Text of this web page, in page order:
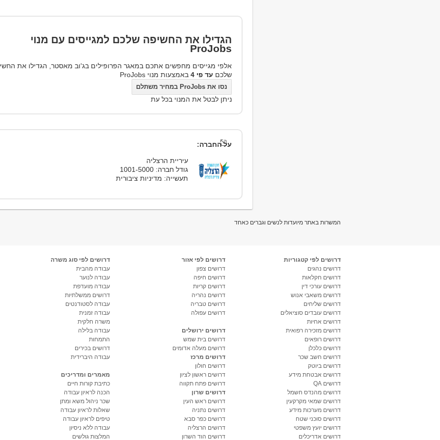
הגדילו את החשיפה שלכם למגייסים עם מנוי
ProJobs
אלפי מגייסים מחפשים אתכם במאגר הפרופילים בג'וב מאסטר, הגדילו את
שלכם עד פי 4 באמצעות מנוי ProJobs
נסו את ProJobs במחיר משתלם
ניתן לבטל את המנוי בכל עת
על החברה:
עיריית הרצליה
גודל חברה: 1001-5000
תעשייה: מדיניות ציבורית
המשרות באתר מיועדות לנשים וגברים כאחד
דרושים לפי קטגוריות
דרושים נהגים
דרושים חקלאות
דרושים עורכי דין
דרושים משאבי אנוש
דרושים שליחים
דרושים עובדים סוציאלים
דרושים אחיות
דרושים מזכירה רפואית
דרושים רופאים
דרושים כלכלן
דרושים חשב שכר
דרושים ביוטק
דרושים אבטחת מידע
דרושים QA
דרושים מהנדס חשמל
דרושים שמאי מקרקעין
דרושים מערכות מידע
דרושים סוכני שטח
דרושים יועץ משפטי
דרושים אדריכלים
דרושים לפי אזור
דרושים צפון
דרושים חיפה
דרושים קריות
דרושים נהריה
דרושים טבריה
דרושים עפולה
דרושים ירושלים
דרושים בית שמש
דרושים מעלה אדומים
דרושים מרכז
דרושים חולון
דרושים ראשון לציון
דרושים פתח תקווה
דרושים שרון
דרושים ראש העין
דרושים נתניה
דרושים כפר סבא
דרושים הרצליה
דרושים הוד השרון
דרושים לפי סוג משרה
עבודה מהבית
עבודה לנוער
עבודה מועדפת
דרושים ממשלתיות
עבודה לסטודנטים
עבודה זמנית
משרה חלקית
עבודה בלילה
התמחות
דרושים בכירים
עבודה היברידית
מאמרים ומדריכים
כתיבת קורות חיים
הכנה לראיון עבודה
שכר ניהול משא ומתן
שאלות לראיון עבודה
טיפים לראיון עבודה
עבודה ללא ניסיון
המלצות גולשים